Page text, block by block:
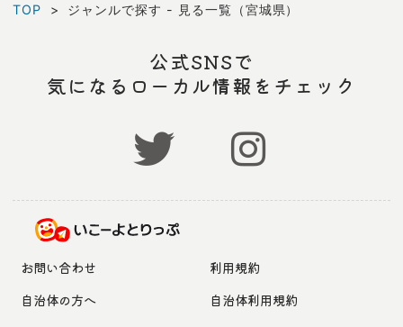
TOP ジャンルで探す - 見る一覧（宮城県）
公式SNSで
気になるローカル情報をチェック
お問い合わせ
利用規約
自治体の方へ
自治体利用規約